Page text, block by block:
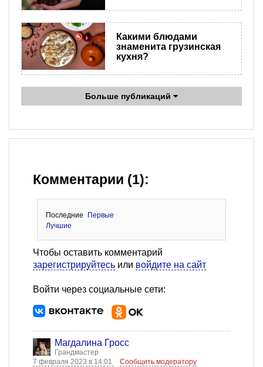
Какими блюдами
знаменита грузинская
кухня?
Больше публикаций
Комментарии (1):
Последние
Первые
Лучшие
Чтобы оставить комментарий
зарегистрируйтесь или войдите на сайт
Войти через социальные сети:
Магдалина Гросс
Грандмастер
7 февраля 2023 в 14:01
Сообщить модератору